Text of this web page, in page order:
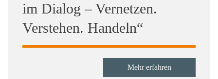
im Dialog – Vernetzen.
Verstehen. Handeln“
Mehr erfahren